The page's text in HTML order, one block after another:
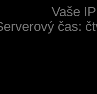
Vaše
čas: